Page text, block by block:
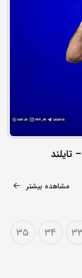
مشاهده بیشتر
34
35